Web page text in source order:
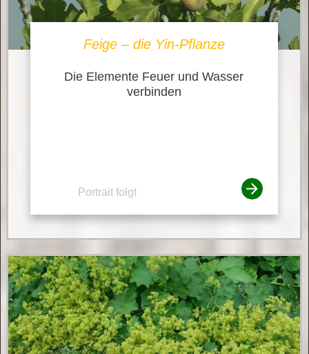
Feige – die Yin-Pflanze
Die Elemente Feuer und Wasser
verbinden
Portrait folgt